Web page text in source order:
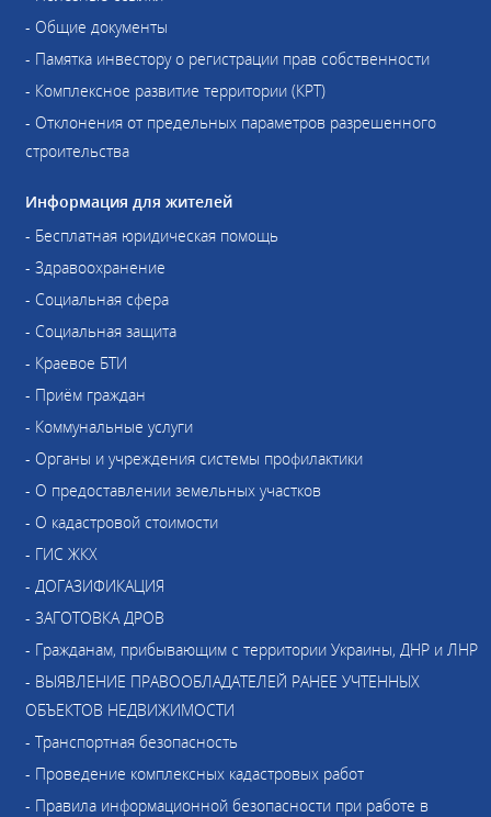
- Общие документы
- Памятка инвестору о регистрации прав собственности
- Комплексное развитие территории (КРТ)
- Отклонения от предельных параметров разрешенного
строительства
Информация для жителей
- Бесплатная юридическая помощь
- Здравоохранение
- Социальная сфера
- Социальная защита
- Краевое БТИ
- Приём граждан
- Коммунальные услуги
- Органы и учреждения системы профилактики
- О предоставлении земельных участков
- О кадастровой стоимости
- ГИС ЖКХ
- ДОГАЗИФИКАЦИЯ
- ЗАГОТОВКА ДРОВ
- Гражданам, прибывающим с территории Украины, ДНР и ЛНР
- ВЫЯВЛЕНИЕ ПРАВООБЛАДАТЕЛЕЙ РАНЕЕ УЧТЕННЫХ
ОБЪЕКТОВ НЕДВИЖИМОСТИ
- Транспортная безопасность
- Проведение комплексных кадастровых работ
- Правила информационной безопасности при работе в